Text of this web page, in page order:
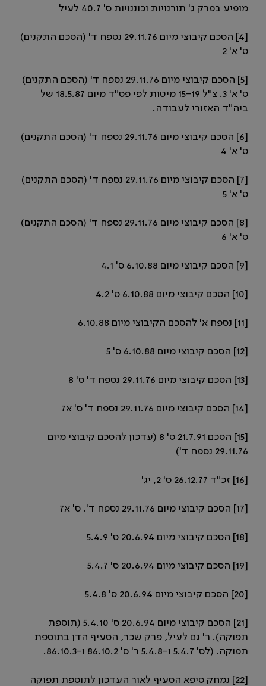
מופיע בפרק ג' תורנויות וכוננויות ס' 40.7 לעיל
[4] הסכם קיבוצי מיום 29.11.76 נספח ד' (הסכם התקנים)
ס' א' 2
[5] הסכם קיבוצי מיום 29.11.76 נספח ד' (הסכם התקנים)
ס' א' 3. צ"ל 15-19 מיטות לפי פס"ד מיום 18.5.87 של
ביה"ד האזורי לעבודה.
[6] הסכם קיבוצי מיום 29.11.76 נספח ד' (הסכם התקנים)
ס' א' 4
[7] הסכם קיבוצי מיום 29.11.76 נספח ד' (הסכם התקנים)
ס' א' 5
[8] הסכם קיבוצי מיום 29.11.76 נספח ד' (הסכם התקנים)
ס' א' 6
[9] הסכם קיבוצי מיום 6.10.88 ס' 4.1
[10] הסכם קיבוצי מיום 6.10.88 ס' 4.2
[11] נספח א' להסכם הקיבוצי מיום 6.10.88
[12] הסכם קיבוצי מיום 6.10.88 ס' 5
[13] הסכם קיבוצי מיום 29.11.76 נספח ד' ס' 8
[14] הסכם קיבוצי מיום 29.11.76 נספח ד' ס' א7
[15] הסכם 21.7.91 ס' 8 (עדכון להסכם קיבוצי מיום
29.11.76 נספח ד')
[16] זכ"ד 26.12.77 ס' 2, יג'
[17] הסכם קיבוצי מיום 29.11.76 נספח ד'. ס' א7
[18] הסכם קיבוצי מיום 20.6.94 ס' 5.4.9
[19] הסכם קיבוצי מיום 20.6.94 ס' 5.4.7
[20] הסכם קיבוצי מיום 20.6.94 ס' 5.4.8
[21] הסכם קיבוצי מיום 20.6.94 ס' 5.4.10 (תוספת
תפוקה). ר' גם לעיל, פרק שכר, הסעיף הדן בתוספת
תפוקה. (לס' 5.4.7 ו-5.4.8 ר' ס' 86.10.2 ו-86.10.3.
[22] נמחק סיפא הסעיף לאור העדכון לתוספת תפוקה